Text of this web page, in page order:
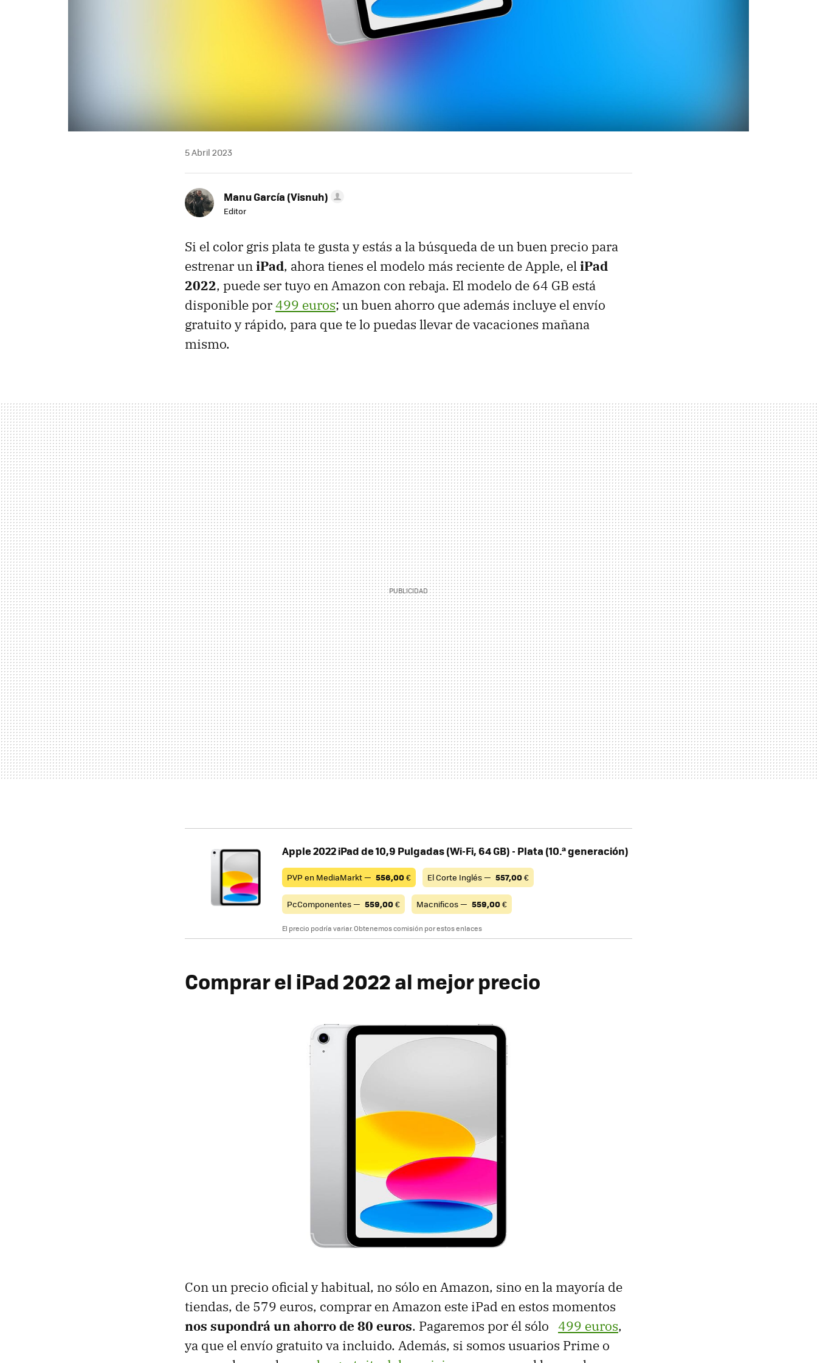
5 Abril 2023
Manu García (Visnuh)
Editor
Si el color gris plata te gusta y estás a la búsqueda de un buen precio para
estrenar uniPad, ahora tienes el modelo más reciente de Apple, eliPad
2022, puede ser tuyo en Amazon con rebaja. El modelo de 64 GB está
disponible por499 euros; un buen ahorro que además incluye el envío
gratuito y rápido, para que te lo puedas llevar de vacaciones mañana
mismo.
Apple 2022 iPad de 10,9 Pulgadas (Wi-Fi, 64 GB) - Plata (10.ª generación)
PVP en MediaMarkt — 556,00€ El Corte Inglés — 557,00€
PcComponentes — 559,00€ Macnificos — 559,00€
El precio podría variar. Obtenemos comisión por estos enlaces
Comprar el iPad 2022 al mejor precio
Con un precio oficial y habitual, no sólo en Amazon, sino en la mayoría de
tiendas, de 579 euros, comprar en Amazon este iPad en estos momentos
nos supondrá un ahorro de 80 euros. Pagaremos por él sólo 499 euros,
ya que el envío gratuito va incluido. Además, si somos usuarios Prime o